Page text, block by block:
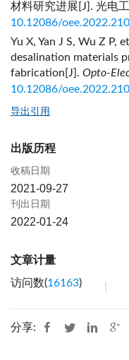
材料研究进展[J]. 光电
10.12086/
Yu X, Yan J S, Wu Z P,
desalination materials
fabrication[J]. Opto-
10.12086/
导出引用
出版历程
收稿日期
2021-09-27
刊出日期
2022-01-24
文章计量
访问数(16163)
分享: